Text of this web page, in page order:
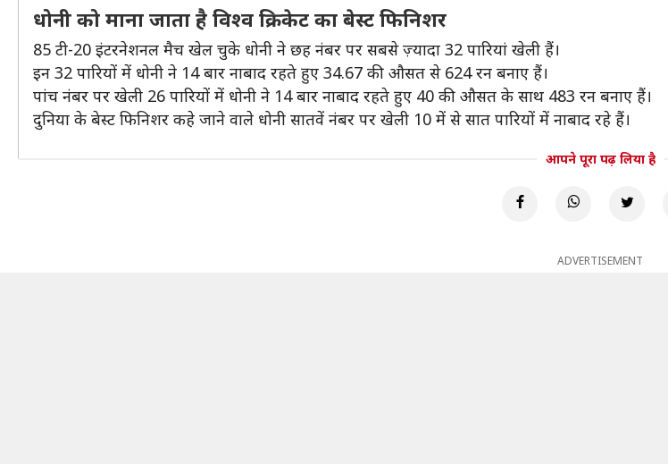
धोनी को माना जाता है विश्व क्रिकेट का बेस्ट फिनिशर
85 टी-20 इंटरनेशनल मैच खेल चुके धोनी ने छह नंबर पर सबसे ज़्यादा 32 पारियां खेली हैं।
इन 32 पारियों में धोनी ने 14 बार नाबाद रहते हुए 34.67 की औसत से 624 रन बनाए हैं।
पांच नंबर पर खेली 26 पारियों में धोनी ने 14 बार नाबाद रहते हुए 40 की औसत के साथ 483 रन बनाए हैं।
दुनिया के बेस्ट फिनिशर कहे जाने वाले धोनी सातवें नंबर पर खेली 10 में से सात पारियों में नाबाद रहे हैं।
आपने पूरा पढ़ लिया है
ADVERTISEMENT